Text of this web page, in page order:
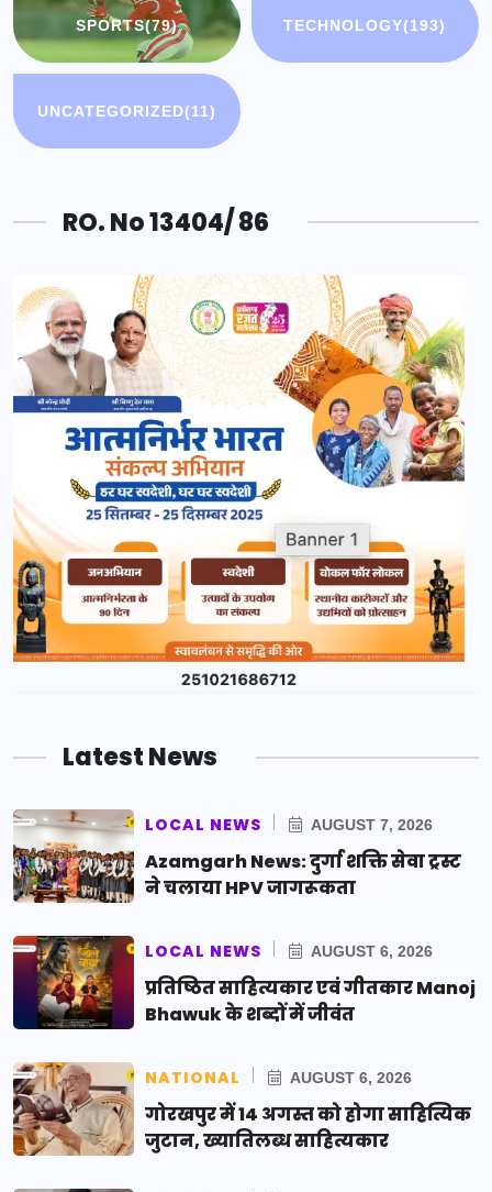
SPORTS(79) TECHNOLOGY(193)
UNCATEGORIZED(11)
RO. No 13404/ 86
Latest News
LOCAL NEWS AUGUST 7, 2026
Azamgarh News: दुर्गा शक्ति सेवा ट्रस्ट
ने चलाया HPV जागरूकता
LOCAL NEWS AUGUST 6, 2026
प्रतिष्ठित साहित्यकार एवं गीतकार Manoj
Bhawuk के शब्दों में जीवंत
NATIONAL AUGUST 6, 2026
गोरखपुर में 14 अगस्त को होगा साहित्यिक
जुटान, ख्यातिलब्ध साहित्यकार